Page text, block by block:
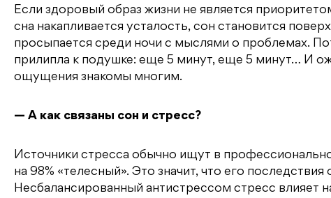
Если здоровый образ жизни не является
сна накапливается усталость, сон становится
просыпается среди ночи с мыслями о проблемах.
прилипла к подушке: еще 5 минут, еще 5 минут… И
ощущения знакомы многим.
— А как связаны сон и стресс?
Источники стресса обычно ищут в
на 98% «телесный». Это значит, что его
Несбалансированный антистрессом стресс влияет